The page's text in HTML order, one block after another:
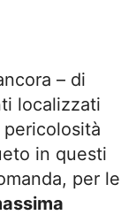
– di
localizzati
in questi
per le